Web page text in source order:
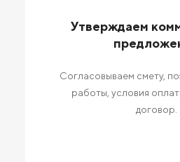
Утверждаем
Согласовываем смету,
работы, условия
договор.